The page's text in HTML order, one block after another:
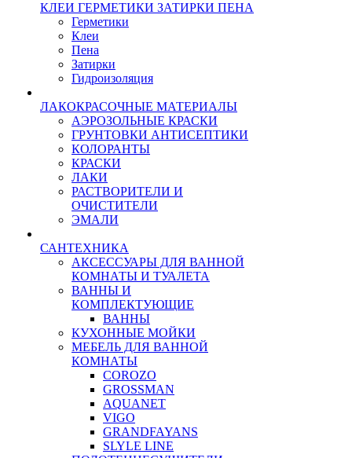
КЛЕИ ГЕРМЕТИКИ ЗАТИРКИ ПЕНА
Герметики
Клеи
Пена
Затирки
Гидроизоляция
ЛАКОКРАСОЧНЫЕ МАТЕРИАЛЫ
АЭРОЗОЛЬНЫЕ КРАСКИ
ГРУНТОВКИ АНТИСЕПТИКИ
КОЛОРАНТЫ
КРАСКИ
ЛАКИ
РАСТВОРИТЕЛИ И
ОЧИСТИТЕЛИ
ЭМАЛИ
САНТЕХНИКА
АКСЕССУАРЫ ДЛЯ ВАННОЙ
КОМНАТЫ И ТУАЛЕТА
ВАННЫ И
КОМПЛЕКТУЮЩИЕ
ВАННЫ
КУХОННЫЕ МОЙКИ
МЕБЕЛЬ ДЛЯ ВАННОЙ
КОМНАТЫ
COROZO
GROSSMAN
AQUANET
VIGO
GRANDFAYANS
SLYLE LINE